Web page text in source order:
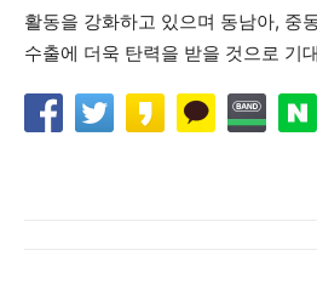
활동을 강화하고 있으며 동남아, 중
수출에 더욱 탄력을 받을 것으로 기